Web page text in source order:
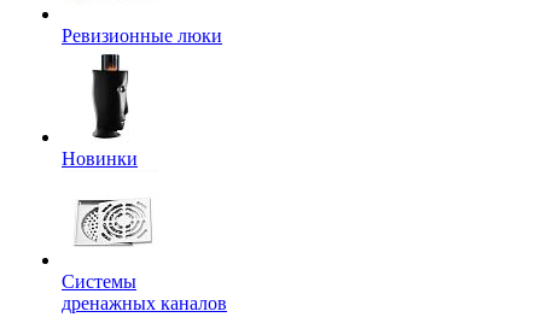
Ревизионные люки
Новинки
Системы
дренажных каналов